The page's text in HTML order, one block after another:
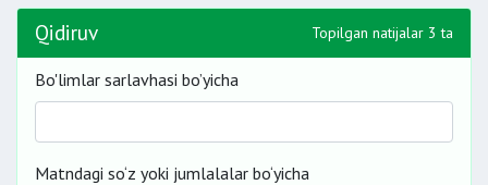
Qidiruv Topilgan natijalar 3 ta
Bo'limlar sarlavhasi bo’yicha
Matndagi so‘z yoki jumlalalar bo‘yicha